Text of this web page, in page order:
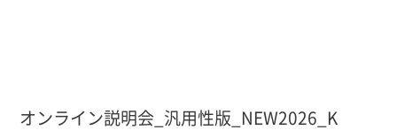
オンライン説明会_汎用性版_NEW2026_K